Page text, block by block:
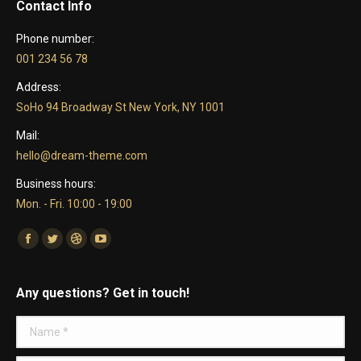
Contact Info
Phone number:
001 234 56 78
Address:
SoHo 94 Broadway St New York, NY 1001
Mail:
hello@dream-theme.com
Business hours:
Mon. - Fri. 10:00 - 19:00
Find us on:
Facebook
TwitterDribbbleYouTube
Any questions? Get in touch!
Name *